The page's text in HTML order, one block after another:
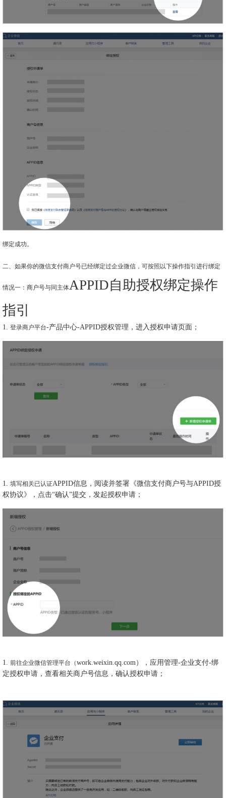
绑定成功。
二、如果你的微信支付商户号已经绑定过企业微信，可按照以下操作指引进行绑定
情况一：商户号与同主体APPID自助授权绑定操作
指引
1. 登录商户平台-产品中心-APPID授权管理，进入授权申请页面；
1. 填写相关已认证APPID信息，阅读并签署《微信支付商户号与APPID授
权协议》，点击“确认”提交，发起授权申请；
1. 前往企业微信管理平台（work.weixin.qq.com），应用管理-企业支付-绑
定授权申请，查看相关商户号信息，确认授权申请；